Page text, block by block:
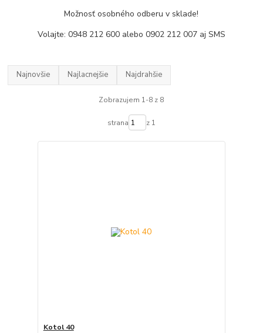
Možnosť osobného odberu v sklade!
Volajte: 0948 212 600 alebo 0902 212 007 aj SMS
Najnovšie Najlacnejšie Najdrahšie
Zobrazujem 1-8 z 8
strana z 1
Kotol 40